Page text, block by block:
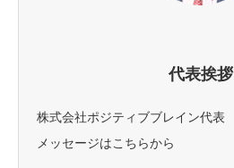
代表挨拶
株式会社ポジティブブレイン代表
メッセージはこちらから